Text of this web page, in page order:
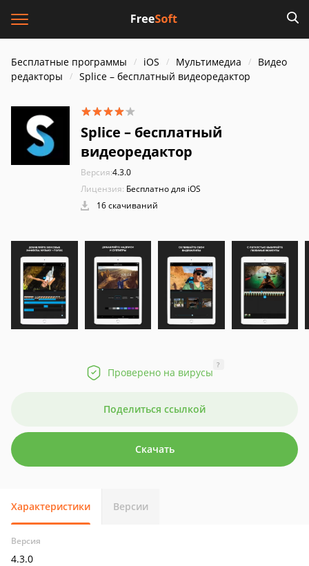
Бесплатные программы iOS Мультимедиа
Видео
редакторы
Splice – бесплатный видеоредактор
Splice – бесплатный
видеоредактор
Версия:4.3.0
Лицензия: Бесплатно для iOS
16 скачиваний
Проверено на вирусы
?
Поделиться ссылкой
Скачать
Характеристики Версии
Версия
4.3.0